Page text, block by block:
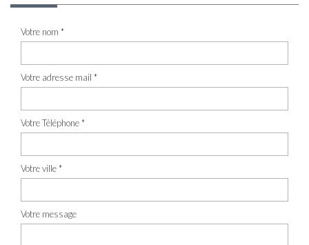
Votre nom *
Votre adresse mail *
Votre Téléphone *
Votre ville *
Votre message